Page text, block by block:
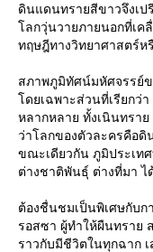
ดินแดนทรายสีขาวจึงเป
ลกวุ่นวายภายนอกที่เค
ทฤษฎีทางวิทยาศาสตร์ห
สภาพภูมิทัศน์มหัศจรรย์ข
ดยเฉพาะส่วนที่เรียกว่า
หลากหลาย ทั้งเนินทรา
ว่าโลกของตัวละครคือดิ
ขณะเดียวกัน ภูมิประเท
ต่างชาติพันธุ์ ต่างที่มา
ต้องชื่นชมเป็นพิเศษกับก
รอสซา ผู้ทำให้ผืนทราย
ราวกับมีชีวิตในทุกฉาก